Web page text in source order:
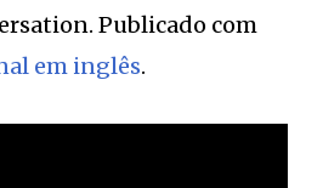
Publicado com
em inglês.